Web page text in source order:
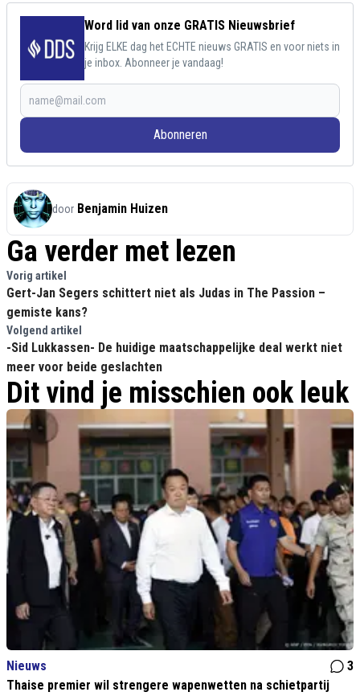
Word lid van onze GRATIS Nieuwsbrief
Krijg ELKE dag het ECHTE nieuws GRATIS en voor niets in
je inbox. Abonneer je vandaag!
Abonneren
door Benjamin Huizen
Ga verder met lezen
Vorig artikel
Gert-Jan Segers schittert niet als Judas in The Passion –
gemiste kans?
Volgend artikel
-Sid Lukkassen- De huidige maatschappelijke deal werkt niet
meer voor beide geslachten
Dit vind je misschien ook leuk
Nieuws
3
Thaise premier wil strengere wapenwetten na schietpartij